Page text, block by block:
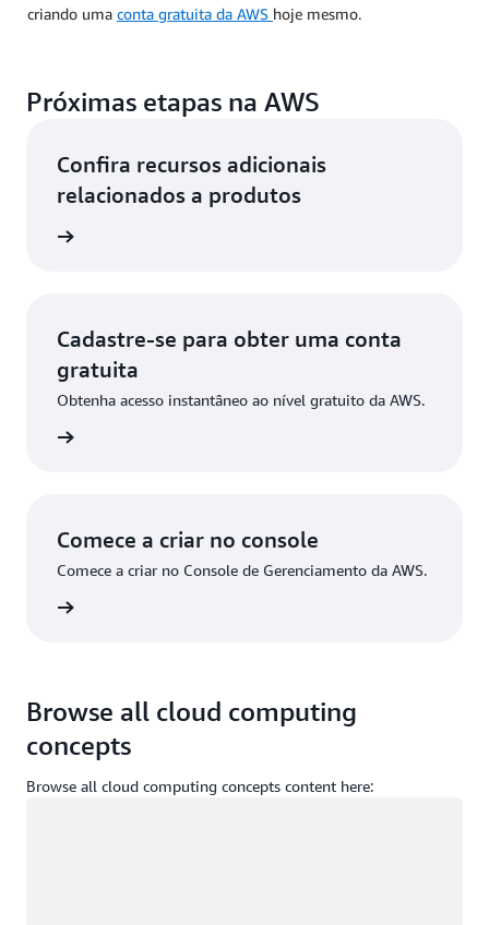
criando uma conta gratuita da AWS hoje mesmo.
Próximas etapas na AWS
Confira recursos adicionais
relacionados a produtos
Cadastre-se para obter uma conta
gratuita
Obtenha acesso instantâneo ao nível gratuito da AWS.
Comece a criar no console
Comece a criar no Console de Gerenciamento da AWS.
Browse all cloud computing
concepts
Browse all cloud computing concepts content here: